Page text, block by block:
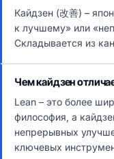
Кайдзен (改善) –
к лучшему» или
Складывается из
Чем кайдзен
Lean – это более
философия, а
непрерывных
ключевых